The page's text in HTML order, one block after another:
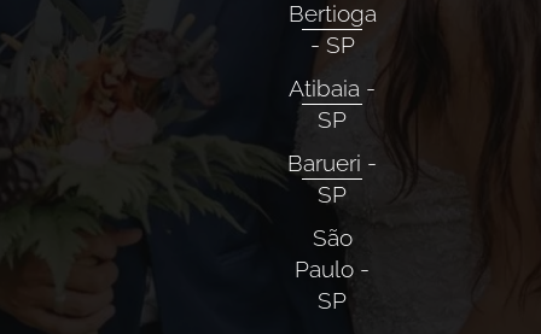
Bertioga
- SP
Atibaia -
SP
Barueri -
SP
São
Paulo -
SP